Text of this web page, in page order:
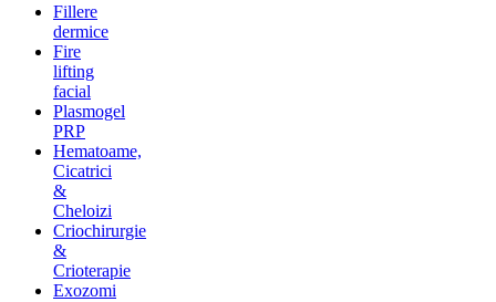
Fillere
dermice
Fire
lifting
facial
Plasmogel
PRP
Hematoame,
Cicatrici
&
Cheloizi
Criochirurgie
&
Crioterapie
Exozomi